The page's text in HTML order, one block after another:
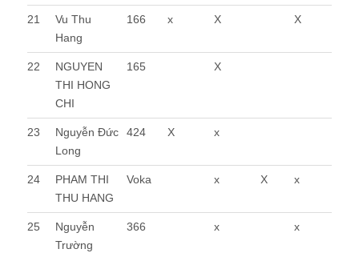
21
Vu Thu
Hang
166 x X X
22
NGUYEN
THI HONG
CHI
165 X
23
Nguyễn Đức
Long
424 X x
24
PHAM THI
THU HANG
Voka x X x
25
Nguyễn
Trường
366 x x